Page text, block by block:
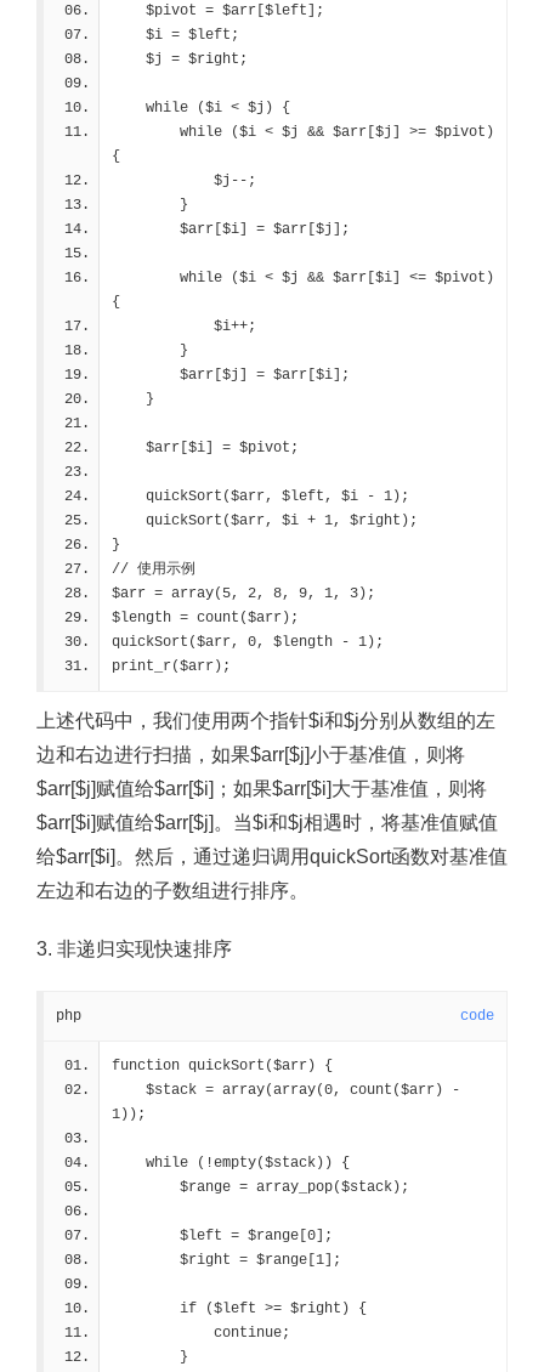
    $pivot = $arr[$left];
    $i = $left;
    $j = $right;
    while ($i < $j) {
{
            $j--;
        }
        $arr[$i] = $arr[$j];
{
            $i++;
        }
        $arr[$j] = $arr[$i];
    }
    $arr[$i] = $pivot;
    quickSort($arr, $left, $i - 1);
    quickSort($arr, $i + 1, $right);
}
// 使用示例
$arr = array(5, 2, 8, 9, 1, 3);
$length = count($arr);
quickSort($arr, 0, $length - 1);
print_r($arr);
上述代码中，我们使用两个指针$i和$j分别从数组的左
边和右边进行扫描，如果$arr[$j]小于基准值，则将
$arr[$j]赋值给$arr[$i]；如果$arr[$i]大于基准值，则将
$arr[$i]赋值给$arr[$j]。当$i和$j相遇时，将基准值赋值
给$arr[$i]。然后，通过递归调用quickSort函数对基准值
左边和右边的子数组进行排序。
3. 非递归实现快速排序
php code
function quickSort($arr) {
1));
    while (!empty($stack)) {
        $range = array_pop($stack);
        $left = $range[0];
        $right = $range[1];
        if ($left >= $right) {
            continue;
        }